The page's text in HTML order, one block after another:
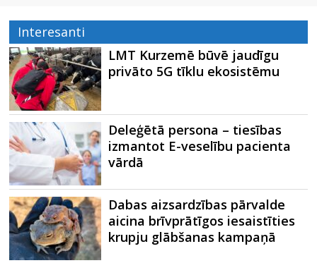
Interesanti
LMT Kurzemē būvē jaudīgu
privāto 5G tīklu ekosistēmu
Deleģētā persona – tiesības
izmantot E-veselību pacienta
vārdā
Dabas aizsardzības pārvalde
aicina brīvprātīgos iesaistīties
krupju glābšanas kampaņā